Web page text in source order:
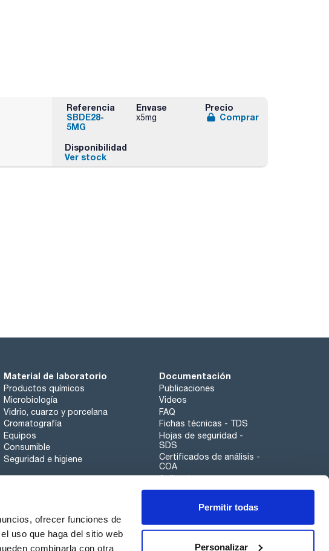
ofrecer funciones de
uso que haga del sitio web
combinarla con otra
Permitir todas
Personalizar
Referencia
SBDE28-
5MG
Envase
x5mg
Precio
Comprar
Disponibilidad
Ver stock
Material de laboratorio
Productos químicos
Microbiología
Vidrio, cuarzo y porcelana
Cromatografía
Equipos
Consumible
Seguridad e higiene
Documentación
Publicaciones
Videos
FAQ
Fichas técnicas - TDS
Hojas de seguridad -
SDS
Certificados de análisis -
COA
Aplicaciones
Tabla Periódica
Canal de denuncias